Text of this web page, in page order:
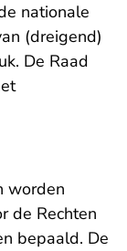
nationale
(dreigend)
De Raad
worden
de Rechten
bepaald. De